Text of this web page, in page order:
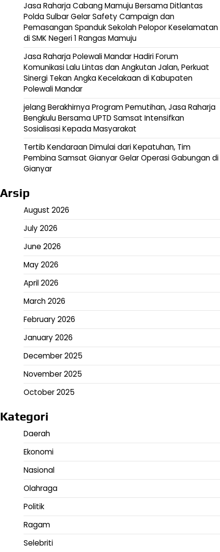
Jasa Raharja Cabang Mamuju Bersama Ditlantas
Polda Sulbar Gelar Safety Campaign dan
Pemasangan Spanduk Sekolah Pelopor Keselamatan
di SMK Negeri 1 Rangas Mamuju
Jasa Raharja Polewali Mandar Hadiri Forum
Komunikasi Lalu Lintas dan Angkutan Jalan, Perkuat
Sinergi Tekan Angka Kecelakaan di Kabupaten
Polewali Mandar
jelang Berakhirnya Program Pemutihan, Jasa Raharja
Bengkulu Bersama UPTD Samsat Intensifkan
Sosialisasi Kepada Masyarakat
Tertib Kendaraan Dimulai dari Kepatuhan, Tim
Pembina Samsat Gianyar Gelar Operasi Gabungan di
Gianyar
Arsip
August 2026
July 2026
June 2026
May 2026
April 2026
March 2026
February 2026
January 2026
December 2025
November 2025
October 2025
Kategori
Daerah
Ekonomi
Nasional
Olahraga
Politik
Ragam
Selebriti